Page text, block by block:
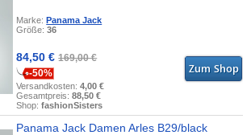
Marke:Panama Jack
Größe:36
84,50 €169,00 €
-50%
Versandkosten:4,00 €
Gesamtpreis:88,50 €
Shop:fashionSisters
Panama Jack Damen Arles B29/black